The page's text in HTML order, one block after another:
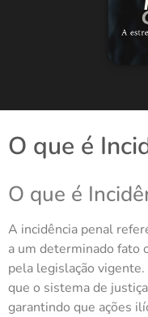
O que é
O que é
A incidência penal
a um determinado fato
pela legislação
que o sistema de
garantindo que ações